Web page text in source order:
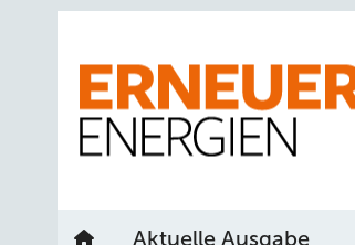
Aktuelle Ausgabe